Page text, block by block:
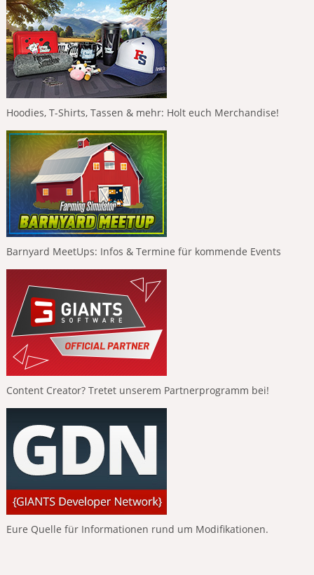
Hoodies, T-Shirts, Tassen & mehr: Holt euch Merchandise!
Barnyard MeetUps: Infos & Termine für kommende Events
Content Creator? Tretet unserem Partnerprogramm bei!
Eure Quelle für Informationen rund um Modifikationen.